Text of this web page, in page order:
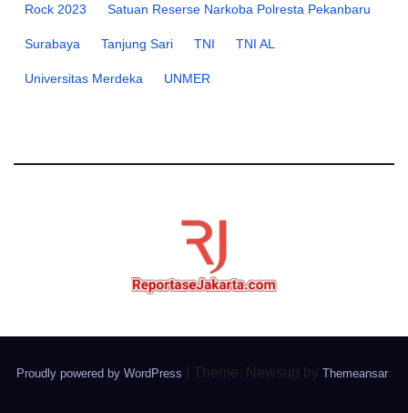
Rock 2023 Satuan Reserse Narkoba Polresta Pekanbaru
Surabaya Tanjung Sari TNI TNI AL
Universitas Merdeka UNMER
Proudly powered by WordPress Theme: Newsup by Themeansar.